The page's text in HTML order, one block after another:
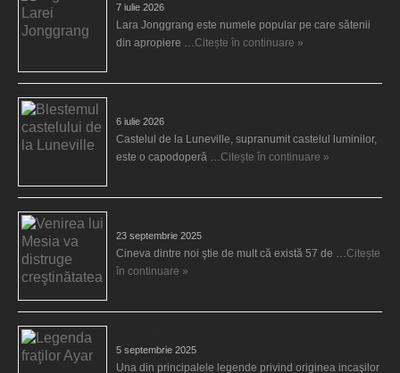
7 iulie 2026
Lara Jonggrang este numele popular pe care sătenii
din apropiere …Citește în continuare »
6 iulie 2026
Castelul de la Luneville, supranumit castelul luminilor,
este o capodoperă …Citește în continuare »
23 septembrie 2025
Cineva dintre noi ştie de mult că există 57 de …Citește
în continuare »
5 septembrie 2025
Una din principalele legende privind originea incaşilor